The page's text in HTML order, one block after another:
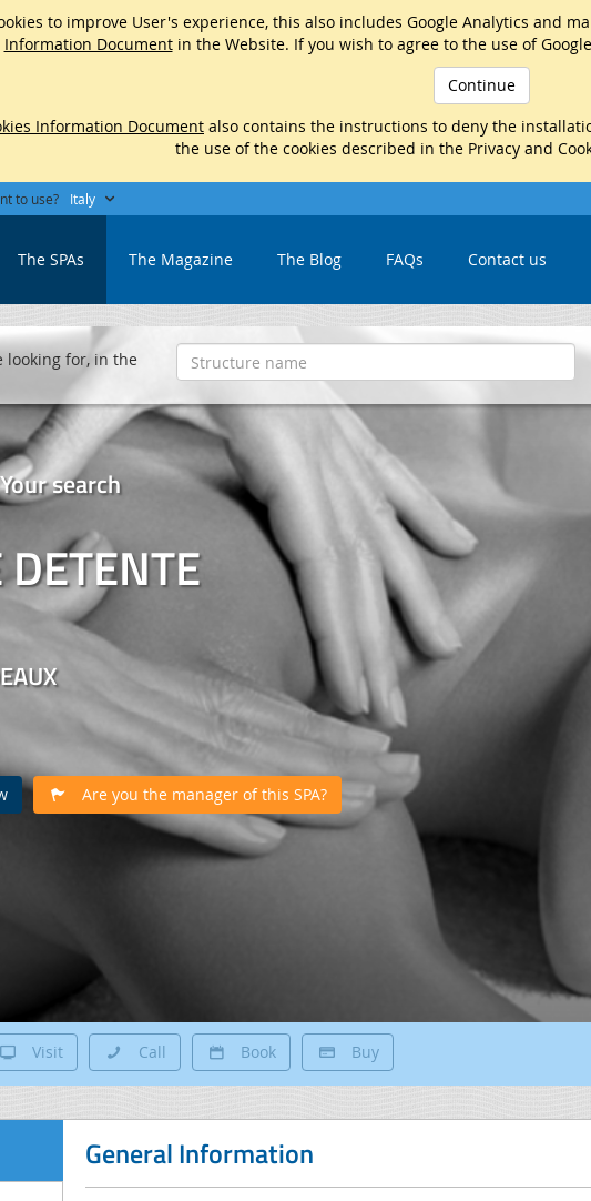
to improve User's experience, this also includes Google Analytics and
Information Documentin the Website. If you wish to agree to the use of
Continue
Information Document also contains the instructions to deny the
the use of the cookies described in the Privacy and
to use? Italy
The SPAs The Magazine The Blog FAQs Contact us
search
DETENTE
Are you the manager of this SPA?
looking for, in the
Visit Call Book Buy
General Information